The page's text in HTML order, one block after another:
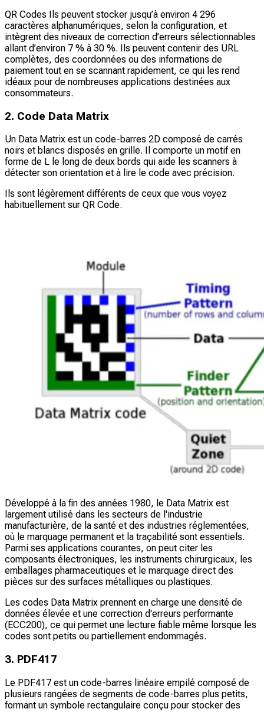
QR Codes Ils peuvent stocker jusqu’à environ 4 296
caractères alphanumériques, selon la configuration, et
intègrent des niveaux de correction d’erreurs sélectionnables
allant d’environ 7 % à 30 %. Ils peuvent contenir des URL
complètes, des coordonnées ou des informations de
paiement tout en se scannant rapidement, ce qui les rend
idéaux pour de nombreuses applications destinées aux
consommateurs.
2. Code Data Matrix
Un Data Matrix est un code-barres 2D composé de carrés
noirs et blancs disposés en grille. Il comporte un motif en
forme de L le long de deux bords qui aide les scanners à
détecter son orientation et à lire le code avec précision.
Ils sont légèrement différents de ceux que vous voyez
habituellement sur QR Code.
Développé à la fin des années 1980, le Data Matrix est
largement utilisé dans les secteurs de l'industrie
manufacturière, de la santé et des industries réglementées,
où le marquage permanent et la traçabilité sont essentiels.
Parmi ses applications courantes, on peut citer les
composants électroniques, les instruments chirurgicaux, les
emballages pharmaceutiques et le marquage direct des
pièces sur des surfaces métalliques ou plastiques.
Les codes Data Matrix prennent en charge une densité de
données élevée et une correction d'erreurs performante
(ECC200), ce qui permet une lecture fiable même lorsque les
codes sont petits ou partiellement endommagés.
3. PDF417
Le PDF417 est un code-barres linéaire empilé composé de
plusieurs rangées de segments de code-barres plus petits,
formant un symbole rectangulaire conçu pour stocker des